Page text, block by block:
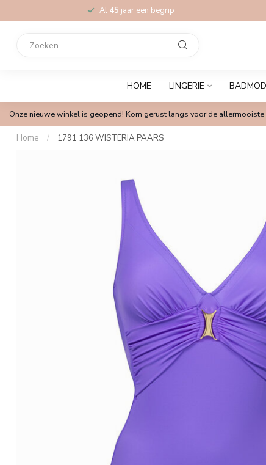
Al 45 jaar een begrip
HOME LINGERIE
Onze nieuwe winkel is geopend! Kom gerust langs voor de
Home / 1791 136 WISTERIA PAARS